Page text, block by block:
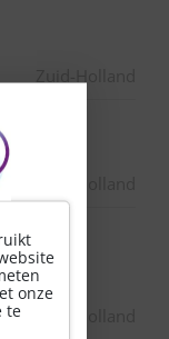
in de
onze
te